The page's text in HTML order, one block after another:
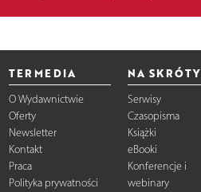
TERMEDIA
O Wydawnictwie
Oferty
Newsletter
Kontakt
Praca
Polityka prywatności
NA SKRÓTY
Serwisy
Czasopisma
Książki
eBooki
Konferencje i
webinary